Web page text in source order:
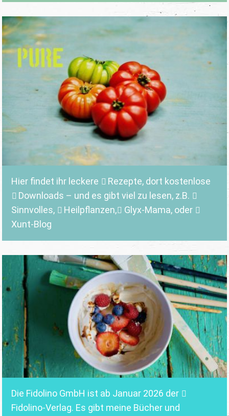
Hier findet ihr leckere Rezepte, dort kostenlose
Downloads – und es gibt viel zu lesen, z.B.
Sinnvolles, Heilpflanzen, Glyx-Mama,oder
Xunt-Blog
Die Fidolino GmbH ist ab Januar 2026 der
Fidolino-Verlag. Es gibt meine Bücher und